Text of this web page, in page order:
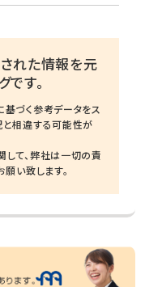
れた情報を元
す。
基づく参考データをス
と相違する可能性が
して、弊社は一切の責
い致します。